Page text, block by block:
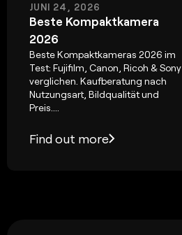
JUNI 24, 2026
Beste Kompaktkamera
2026
Beste Kompaktkameras 2026 im
Test: Fujifilm, Canon, Ricoh & Sony
verglichen. Kaufberatung nach
Nutzungsart, Bildqualität und
Preis....
Find out more